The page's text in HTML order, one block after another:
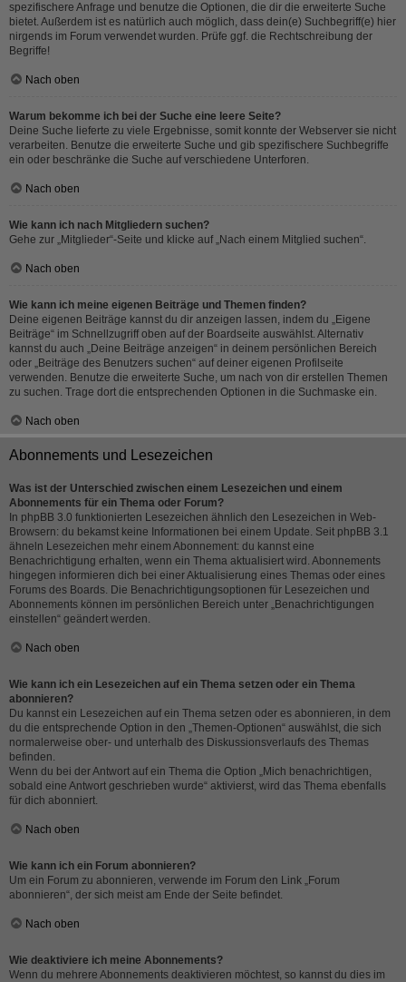
spezifischere Anfrage und benutze die Optionen, die dir die erweiterte Suche
bietet. Außerdem ist es natürlich auch möglich, dass dein(e) Suchbegriff(e) hier
nirgends im Forum verwendet wurden. Prüfe ggf. die Rechtschreibung der
Begriffe!
Nach oben
Warum bekomme ich bei der Suche eine leere Seite?
Deine Suche lieferte zu viele Ergebnisse, somit konnte der Webserver sie nicht
verarbeiten. Benutze die erweiterte Suche und gib spezifischere Suchbegriffe
ein oder beschränke die Suche auf verschiedene Unterforen.
Nach oben
Wie kann ich nach Mitgliedern suchen?
Gehe zur „Mitglieder“-Seite und klicke auf „Nach einem Mitglied suchen“.
Nach oben
Wie kann ich meine eigenen Beiträge und Themen finden?
Deine eigenen Beiträge kannst du dir anzeigen lassen, indem du „Eigene
Beiträge“ im Schnellzugriff oben auf der Boardseite auswählst. Alternativ
kannst du auch „Deine Beiträge anzeigen“ in deinem persönlichen Bereich
oder „Beiträge des Benutzers suchen“ auf deiner eigenen Profilseite
verwenden. Benutze die erweiterte Suche, um nach von dir erstellen Themen
zu suchen. Trage dort die entsprechenden Optionen in die Suchmaske ein.
Nach oben
Abonnements und Lesezeichen
Was ist der Unterschied zwischen einem Lesezeichen und einem
Abonnements für ein Thema oder Forum?
In phpBB 3.0 funktionierten Lesezeichen ähnlich den Lesezeichen in Web-
Browsern: du bekamst keine Informationen bei einem Update. Seit phpBB 3.1
ähneln Lesezeichen mehr einem Abonnement: du kannst eine
Benachrichtigung erhalten, wenn ein Thema aktualisiert wird. Abonnements
hingegen informieren dich bei einer Aktualisierung eines Themas oder eines
Forums des Boards. Die Benachrichtigungsoptionen für Lesezeichen und
Abonnements können im persönlichen Bereich unter „Benachrichtigungen
einstellen“ geändert werden.
Nach oben
Wie kann ich ein Lesezeichen auf ein Thema setzen oder ein Thema
abonnieren?
Du kannst ein Lesezeichen auf ein Thema setzen oder es abonnieren, in dem
du die entsprechende Option in den „Themen-Optionen“ auswählst, die sich
normalerweise ober- und unterhalb des Diskussionsverlaufs des Themas
befinden.
Wenn du bei der Antwort auf ein Thema die Option „Mich benachrichtigen,
sobald eine Antwort geschrieben wurde“ aktivierst, wird das Thema ebenfalls
für dich abonniert.
Nach oben
Wie kann ich ein Forum abonnieren?
Um ein Forum zu abonnieren, verwende im Forum den Link „Forum
abonnieren“, der sich meist am Ende der Seite befindet.
Nach oben
Wie deaktiviere ich meine Abonnements?
Wenn du mehrere Abonnements deaktivieren möchtest, so kannst du dies im